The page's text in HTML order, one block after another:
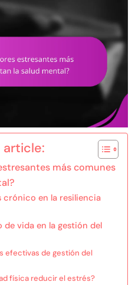
article:
más comunes
crónico en la resiliencia
de vida en la gestión del
efectivas de gestión del
física reducir el estrés?